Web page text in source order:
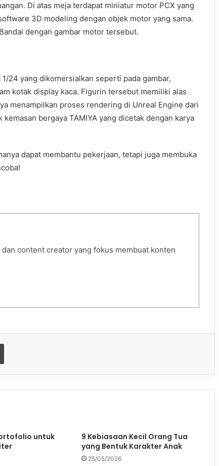
Di atas meja terdapat miniatur motor PCX yang
3D modeling dengan objek motor yang sama.
dengan gambar motor tersebut.
24 yang dikomersialkan seperti pada gambar,
kotak display kaca. Figurin tersebut memiliki alas
menampilkan proses rendering di Unreal Engine dari
bergaya TAMIYA yang dicetak dengan karya
dapat membantu pekerjaan, tetapi juga membuka
content creator yang fokus membuat konten
Print
untuk
9 Kebiasaan Kecil Orang Tua
yang Bentuk Karakter Anak
25/05/2026